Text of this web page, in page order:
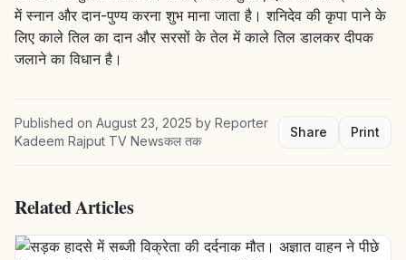
में स्नान और दान-पुण्य करना शुभ माना जाता है। शनिदेव की कृपा पाने के
लिए काले तिल का दान और सरसों के तेल में काले तिल डालकर दीपक
जलाने का विधान है।
Published on August 23, 2025 by Reporter
Kadeem Rajput TV Newsकल तक
Share Print
Related Articles